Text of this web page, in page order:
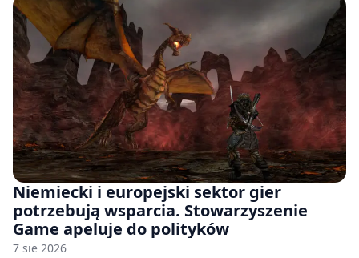
Niemiecki i europejski sektor gier
potrzebują wsparcia. Stowarzyszenie
Game apeluje do polityków
7 sie 2026